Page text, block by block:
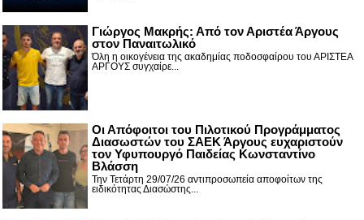
Γιώργος Μακρής: Από τον Αριστέα Άργους
στον Παναιτωλικό
Όλη η οικογένεια της ακαδημίας ποδοσφαίρου του ΑΡΙΣΤΕΑ
ΑΡΓΟΥΣ συγχαίρε...
Οι Απόφοιτοι του Πιλοτικού Προγράμματος
Διασωστών του ΣΑΕΚ Άργους ευχαριστούν
τον Υφυπουργό Παιδείας Κωνσταντίνο
Βλάσση
Την Τετάρτη 29/07/26 αντιπροσωπεία αποφοίτων της
ειδικότητας Διασώστης...